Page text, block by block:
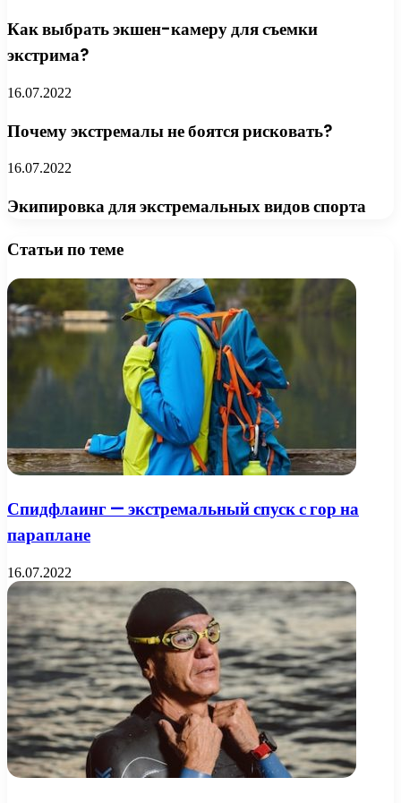
Как выбрать экшен-камеру для съемки
экстрима?
16.07.2022
Почему экстремалы не боятся рисковать?
16.07.2022
Экипировка для экстремальных видов спорта
Статьи по теме
Спидфлаинг — экстремальный спуск с гор на
параплане
16.07.2022